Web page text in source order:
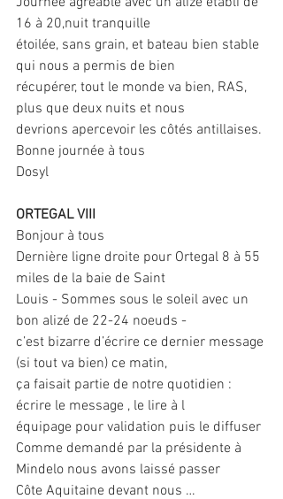
16 à 20,nuit tranquille
étoilée, sans grain, et bateau bien stable
qui nous a permis de bien
récupérer, tout le monde va bien, RAS,
plus que deux nuits et nous
devrions apercevoir les côtés antillaises.
Bonne journée à tous
Dosyl
ORTEGAL VIII
Bonjour à tous
Dernière ligne droite pour Ortegal 8 à 55
miles de la baie de Saint
Louis - Sommes sous le soleil avec un
bon alizé de 22-24 noeuds -
c’est bizarre d’écrire ce dernier message
(si tout va bien) ce matin,
ça faisait partie de notre quotidien :
écrire le message , le lire à l
équipage pour validation puis le diffuser
Comme demandé par la présidente à
Mindelo nous avons laissé passer
Côte Aquitaine devant nous …